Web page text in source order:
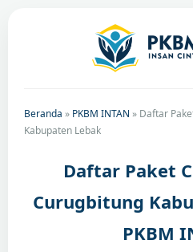
Beranda » PKBM INTAN » Daftar
Kabupaten Lebak
Daftar Paket
Curugbitung
PKBM